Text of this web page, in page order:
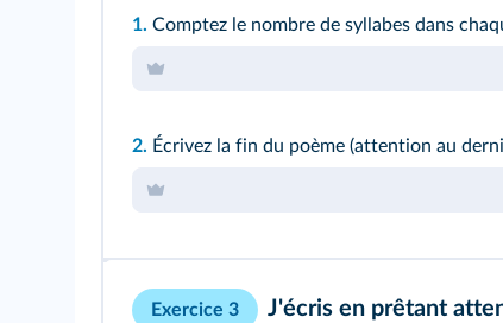
1. Comptez le nombre de syllabes dans
2. Écrivez la fin du poème (attention au
Exercice 3 J'écris en prêtant